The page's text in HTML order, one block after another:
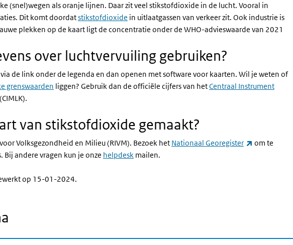
(snel)wegen als oranje lijnen. Daar zit veel stikstofdioxide in de lucht. Vooral in
Dit komt doordatstikstofdioxide in uitlaatgassen van verkeer zit. Ook industrie is
plekken op de kaart ligt de concentratie onder de WHO-advieswaarde van 2021
over luchtvervuiling gebruiken?
de link onder de legenda en dan openen met software voor kaarten. Wil je weten of
grenswaarden liggen? Gebruik dan de officiële cijfers van hetCentraal Instrument
(externe link)
(CIMLK).
van stikstofdioxide gemaakt?
Volksgezondheid en Milieu (RIVM). Bezoek het Nationaal Georegister (externe link)
om te
Bij andere vragen kun je onze helpdesk mailen.
op 15-01-2024.